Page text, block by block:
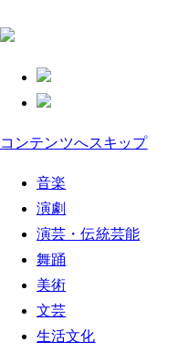
コンテンツへスキップ
音楽
演劇
演芸・伝統芸能
舞踊
美術
文芸
生活文化